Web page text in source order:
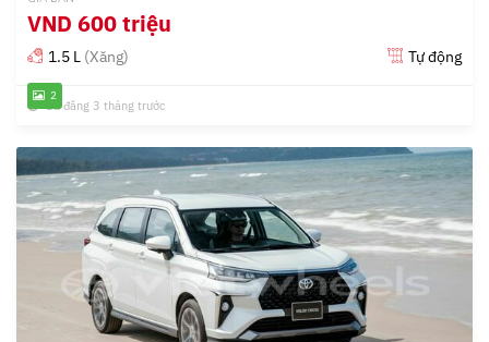
2
VND 600 triệu
1.5 L (Xăng) Tự động
Đã đăng 3 tháng trước